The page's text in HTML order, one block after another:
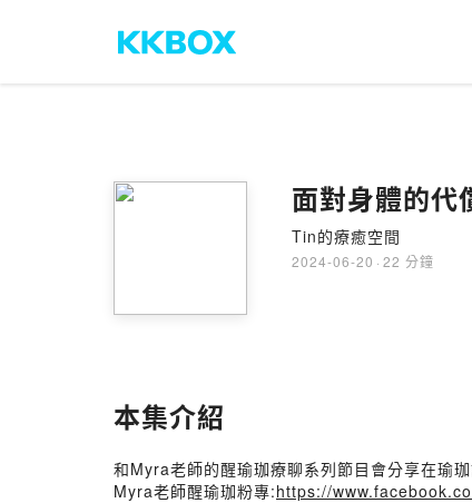
面對身體的代
Tin的療癒空間
2024-06-20 · 22 分鐘
本集介紹
和Myra老師的醒瑜珈療聊系列節目會分享在瑜
Myra老師醒瑜珈粉專:https://